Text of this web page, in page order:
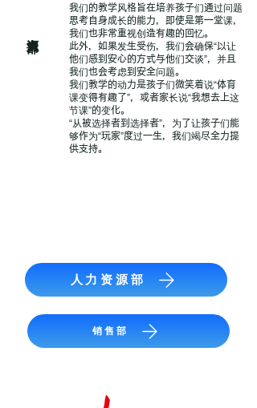
我们的教学风格旨在培养孩子们通过问题
思考自身成长的能力，即使是第一堂课，
我们也非常重视创造有趣的回忆。
此外，如果发生受伤，我们会确保“以让
他们感到安心的方式与他们交谈”，并且
我们也会考虑到安全问题。
我们教学的动力是孩子们微笑着说“体育
课变得有趣了”，或者家长说“我想去上这
节课”的变化。
“从被选择者到选择者”，为了让孩子们能
够作为“玩家”度过一生，我们竭尽全力提
供支持。
人力资源部
销售部